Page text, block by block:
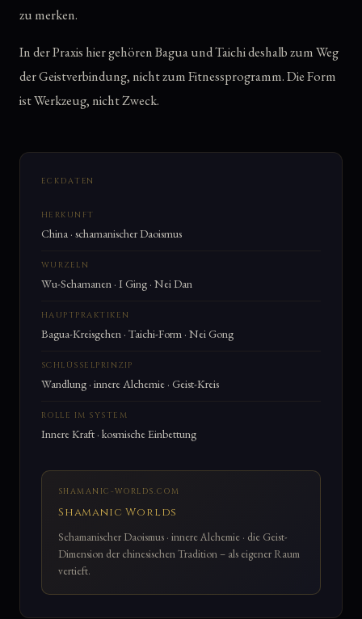
zu merken.
In der Praxis hier gehören Bagua und Taichi deshalb zum Weg
der Geistverbindung, nicht zum Fitnessprogramm. Die Form
ist Werkzeug, nicht Zweck.
ECKDATEN
HERKUNFT
China · schamanischer Daoismus
WURZELN
Wu-Schamanen · I Ging · Nei Dan
HAUPTPRAKTIKEN
Bagua-Kreisgehen · Taichi-Form · Nei Gong
SCHLÜSSELPRINZIP
Wandlung · innere Alchemie · Geist-Kreis
ROLLE IM SYSTEM
Innere Kraft · kosmische Einbettung
SHAMANIC-WORLDS.COM
Shamanic Worlds
Schamanischer Daoismus · innere Alchemie · die Geist-
Dimension der chinesischen Tradition – als eigener Raum
vertieft.